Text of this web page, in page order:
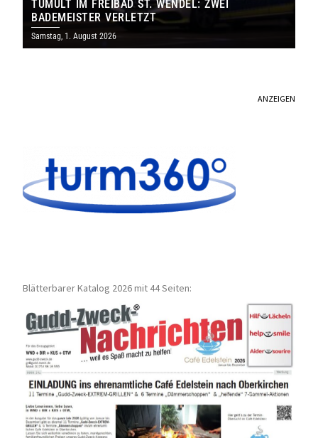
TUMULT IM FREIBAD ST. WENDEL: ZWEI
BADEMEISTER VERLETZT
Samstag, 1. August 2026
ANZEIGEN
Blätterbarer Katalog 2026 mit 44 Seiten: